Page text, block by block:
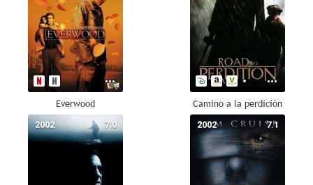
Everwood Camino a la perdición
7.0
2002 7.1
2002